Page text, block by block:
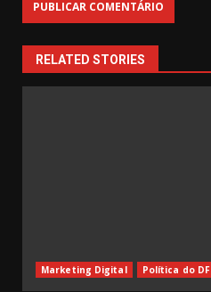
RELATED STORIES
Marketing Digital Política do DF